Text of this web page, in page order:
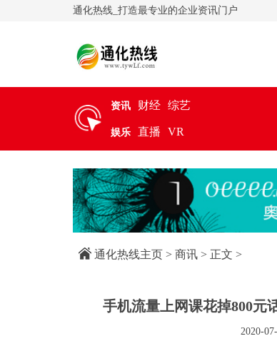
通化热线_打造最专业的企业资讯门户
资讯 财经 综艺
娱乐 直播 VR
通化热线主页 > 商讯 > 正文 >
手机流量上网课花掉800元
2020-